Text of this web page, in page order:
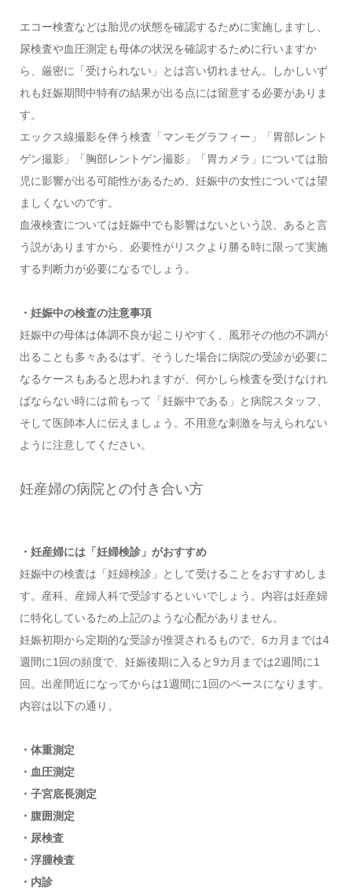
エコー検査などは胎児の状態を確認するために実施しますし、
尿検査や血圧測定も母体の状況を確認するために行いますか
ら、厳密に「受けられない」とは言い切れません。しかしいず
れも妊娠期間中特有の結果が出る点には留意する必要がありま
す。
エックス線撮影を伴う検査「マンモグラフィー」「胃部レント
ゲン撮影」「胸部レントゲン撮影」「胃カメラ」については胎
児に影響が出る可能性があるため、妊娠中の女性については望
ましくないのです。
血液検査については妊娠中でも影響はないという説、あると言
う説がありますから、必要性がリスクより勝る時に限って実施
する判断力が必要になるでしょう。
・妊娠中の検査の注意事項
妊娠中の母体は体調不良が起こりやすく、風邪その他の不調が
出ることも多々あるはず。そうした場合に病院の受診が必要に
なるケースもあると思われますが、何かしら検査を受けなけれ
ばならない時には前もって「妊娠中である」と病院スタッフ、
そして医師本人に伝えましょう。不用意な刺激を与えられない
ように注意してください。
妊産婦の病院との付き合い方
・妊産婦には「妊婦検診」がおすすめ
妊娠中の検査は「妊婦検診」として受けることをおすすめしま
す。産科、産婦人科で受診するといいでしょう。内容は妊産婦
に特化しているため上記のような心配がありません。
妊娠初期から定期的な受診が推奨されるもので、6カ月までは4
週間に1回の頻度で、妊娠後期に入ると9カ月までは2週間に1
回。出産間近になってからは1週間に1回のペースになります。
内容は以下の通り。
・体重測定
・血圧測定
・子宮底長測定
・腹囲測定
・尿検査
・浮腫検査
・内診